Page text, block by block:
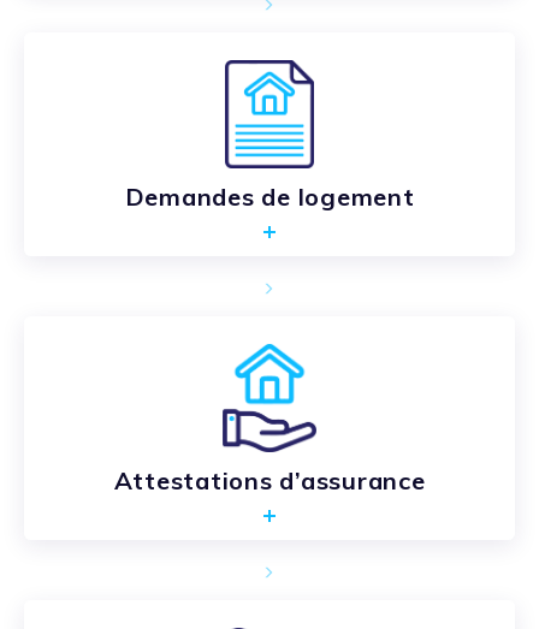
Demandes de logement
Attestations d’assurance